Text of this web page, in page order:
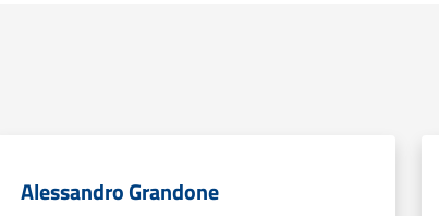
Alessandro Grandone